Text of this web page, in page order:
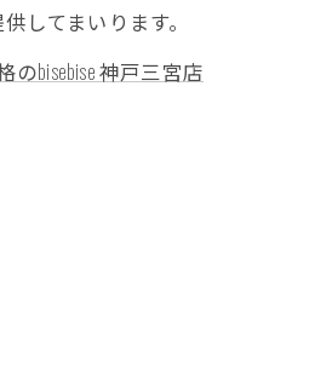
してまいります。
のbisebise 神戸三宮店